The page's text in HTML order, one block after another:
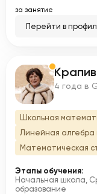
за занятие
Перейти в
К 4 года в
Школьная
Линейная алгебра
Математическая
Этапы обучения:
Начальная школа,
образование